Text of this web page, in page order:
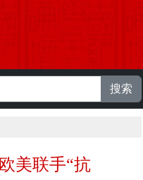
人 |English
搜索
美联手“抗